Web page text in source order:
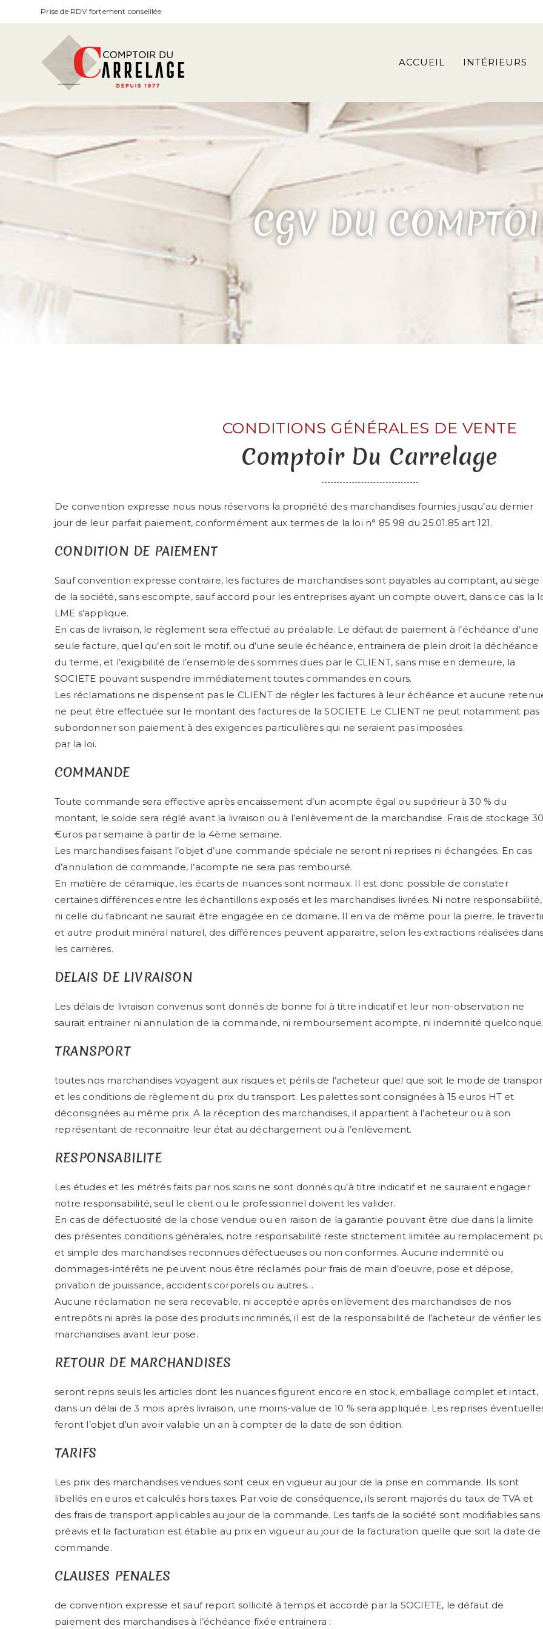
Prise de RDV fortement conseillée
ACCUEIL INTÉRIEURS
CGV DU
CONDITIONS GÉNÉRALES DE VENTE
Comptoir Du Carrelage
De convention expresse nous nous réservons la propriété des marchandises fournies jusqu’au dernier
jour de leur parfait paiement, conformément aux termes de la loi n° 85 98 du 25.01.85 art 121.
CONDITION DE PAIEMENT
Sauf convention expresse contraire, les factures de marchandises sont payables au comptant, au siège
de la société, sans escompte, sauf accord pour les entreprises ayant un compte ouvert, dans ce cas la
LME s’applique.
En cas de livraison, le règlement sera effectué au préalable. Le défaut de paiement à l’échéance d’une
seule facture, quel qu’en soit le motif, ou d’une seule échéance, entrainera de plein droit la déchéance
du terme, et l’exigibilité de l’ensemble des sommes dues par le CLIENT, sans mise en demeure, la
SOCIETE pouvant suspendre immédiatement toutes commandes en cours.
Les réclamations ne dispensent pas le CLIENT de régler les factures à leur échéance et aucune
ne peut être effectuée sur le montant des factures de la SOCIETE. Le CLIENT ne peut notamment pas
subordonner son paiement à des exigences particulières qui ne seraient pas imposées
par la loi.
COMMANDE
Toute commande sera effective après encaissement d’un acompte égal ou supérieur à 30 % du
montant, le solde sera réglé avant la livraison ou à l’enlèvement de la marchandise. Frais de stockage
€uros par semaine à partir de la 4ème semaine.
Les marchandises faisant l’objet d’une commande spéciale ne seront ni reprises ni échangées. En cas
d’annulation de commande, l’acompte ne sera pas remboursé.
En matière de céramique, les écarts de nuances sont normaux. Il est donc possible de constater
certaines différences entre les échantillons exposés et les marchandises livrées. Ni notre responsabilité,
ni celle du fabricant ne saurait être engagée en ce domaine. Il en va de même pour la pierre, le
et autre produit minéral naturel, des différences peuvent apparaitre, selon les extractions réalisées
les carrières.
DELAIS DE LIVRAISON
Les délais de livraison convenus sont donnés de bonne foi à titre indicatif et leur non-observation ne
saurait entrainer ni annulation de la commande, ni remboursement acompte, ni indemnité
TRANSPORT
toutes nos marchandises voyagent aux risques et périls de l’acheteur quel que soit le mode de
et les conditions de règlement du prix du transport. Les palettes sont consignées à 15 euros HT et
déconsignées au même prix. A la réception des marchandises, il appartient à l’acheteur ou à son
représentant de reconnaitre leur état au déchargement ou à l’enlèvement.
RESPONSABILITE
Les études et les métrés faits par nos soins ne sont donnés qu’à titre indicatif et ne sauraient engager
notre responsabilité, seul le client ou le professionnel doivent les valider.
En cas de défectuosité de la chose vendue ou en raison de la garantie pouvant être due dans la limite
des présentes conditions générales, notre responsabilité reste strictement limitée au remplacement
et simple des marchandises reconnues défectueuses ou non conformes. Aucune indemnité ou
dommages-intérêts ne peuvent nous être réclamés pour frais de main d’oeuvre, pose et dépose,
privation de jouissance, accidents corporels ou autres…
Aucune réclamation ne sera recevable, ni acceptée après enlèvement des marchandises de nos
entrepôts ni après la pose des produits incriminés, il est de la responsabilité de l’acheteur de vérifier les
marchandises avant leur pose.
RETOUR DE MARCHANDISES
seront repris seuls les articles dont les nuances figurent encore en stock, emballage complet et intact,
dans un délai de 3 mois après livraison, une moins-value de 10 % sera appliquée. Les reprises
feront l’objet d’un avoir valable un an à compter de la date de son édition.
TARIFS
Les prix des marchandises vendues sont ceux en vigueur au jour de la prise en commande. Ils sont
libellés en euros et calculés hors taxes. Par voie de conséquence, ils seront majorés du taux de TVA et
des frais de transport applicables au jour de la commande. Les tarifs de la société sont modifiables sans
préavis et la facturation est établie au prix en vigueur au jour de la facturation quelle que soit la date de
commande.
CLAUSES PENALES
de convention expresse et sauf report sollicité à temps et accordé par la SOCIETE, le défaut de
paiement des marchandises à l’échéance fixée entrainera :